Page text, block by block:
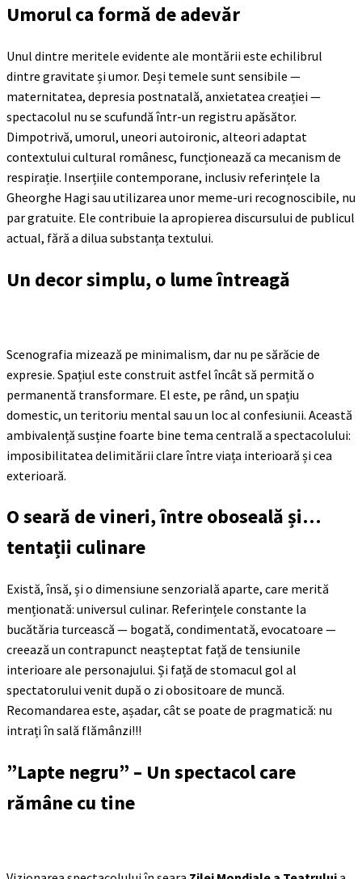
Umorul ca formă de adevăr
Unul dintre meritele evidente ale montării este echilibrul
dintre gravitate și umor. Deși temele sunt sensibile —
maternitatea, depresia postnatală, anxietatea creației —
spectacolul nu se scufundă într-un registru apăsător.
Dimpotrivă, umorul, uneori autoironic, alteori adaptat
contextului cultural românesc, funcționează ca mecanism de
respirație. Inserțiile contemporane, inclusiv referințele la
Gheorghe Hagi sau utilizarea unor meme-uri recognoscibile, nu
par gratuite. Ele contribuie la apropierea discursului de publicul
actual, fără a dilua substanța textului.
Un decor simplu, o lume întreagă
Scenografia mizează pe minimalism, dar nu pe sărăcie de
expresie. Spațiul este construit astfel încât să permită o
permanentă transformare. El este, pe rând, un spațiu
domestic, un teritoriu mental sau un loc al confesiunii. Această
ambivalență susține foarte bine tema centrală a spectacolului:
imposibilitatea delimitării clare între viața interioară și cea
exterioară.
O seară de vineri, între oboseală și…
tentații culinare
Există, însă, și o dimensiune senzorială aparte, care merită
menționată: universul culinar. Referințele constante la
bucătăria turcească — bogată, condimentată, evocatoare —
creează un contrapunct neașteptat față de tensiunile
interioare ale personajului. Și față de stomacul gol al
spectatorului venit după o zi obositoare de muncă.
Recomandarea este, așadar, cât se poate de pragmatică: nu
intrați în sală flămânzi!!!
”Lapte negru” – Un spectacol care
rămâne cu tine